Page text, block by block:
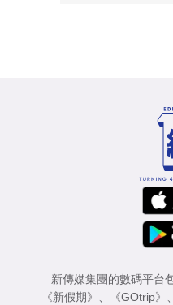
新傳媒集團的數碼平台
《新假期》
《GOtrip》